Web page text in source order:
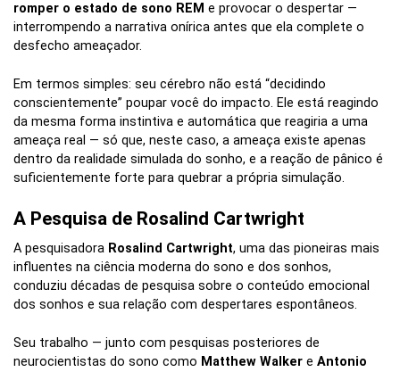
romper o estado de sono REM e provocar o despertar —
interrompendo a narrativa onírica antes que ela complete o
desfecho ameaçador.
Em termos simples: seu cérebro não está “decidindo
conscientemente” poupar você do impacto. Ele está reagindo
da mesma forma instintiva e automática que reagiria a uma
ameaça real — só que, neste caso, a ameaça existe apenas
dentro da realidade simulada do sonho, e a reação de pânico é
suficientemente forte para quebrar a própria simulação.
A Pesquisa de Rosalind Cartwright
A pesquisadora Rosalind Cartwright, uma das pioneiras mais
influentes na ciência moderna do sono e dos sonhos,
conduziu décadas de pesquisa sobre o conteúdo emocional
dos sonhos e sua relação com despertares espontâneos.
Seu trabalho — junto com pesquisas posteriores de
neurocientistas do sono como Matthew Walker e Antonio